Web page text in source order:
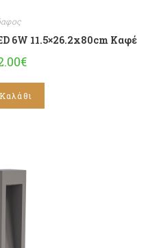
6W 11.5×26.2x80cm Καφέ
€